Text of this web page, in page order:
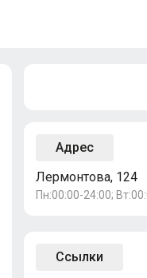
Адрес
Лермонтова, 124
Пн:00:00-24:00;
Ссылки